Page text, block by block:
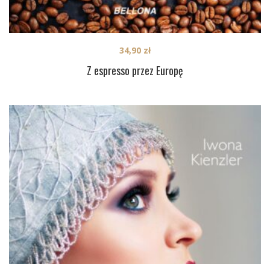
Z espresso przez Europę
34,90 zł